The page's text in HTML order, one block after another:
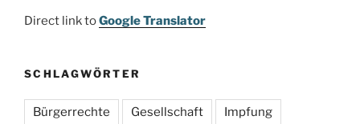
Direct link toGoogle Translator
SCHLAGWÖRTER
Bürgerrechte Gesellschaft Impfung